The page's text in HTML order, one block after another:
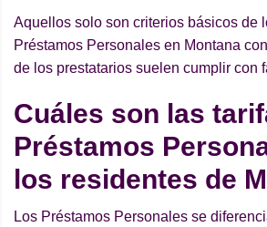
Aquellos solo son criterios básicos de
Préstamos Personales en Montana
de los prestatarios suelen cumplir con
Cuáles son las
Préstamos
los residentes de
Los Préstamos Personales se